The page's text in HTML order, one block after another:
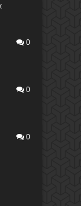
0
0
0